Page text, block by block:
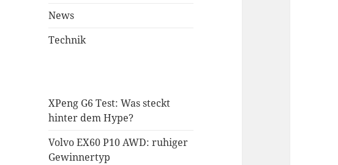
News
Technik
XPeng G6 Test: Was steckt
hinter dem Hype?
Volvo EX60 P10 AWD: ruhiger
Gewinnertyp